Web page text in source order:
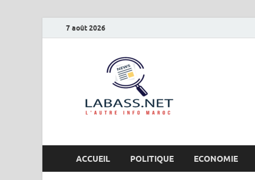
7 août 2026
ACCUEIL POLITIQUE ECONOMIE